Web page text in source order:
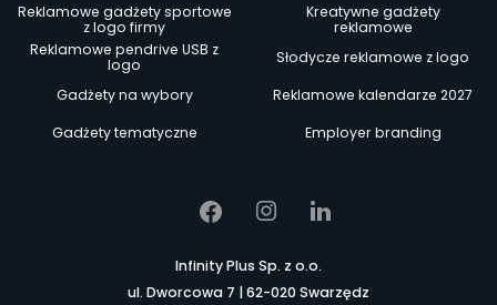
Reklamowe gadżety sportowe
z logo firmy
Kreatywne gadżety
reklamowe
Reklamowe pendrive USB z
logo
Słodycze reklamowe z logo
Gadżety na wybory
Reklamowe kalendarze 2027
Gadżety tematyczne
Employer branding
Infinity Plus Sp. z o.o.
ul. Dworcowa 7 | 62-020 Swarzędz